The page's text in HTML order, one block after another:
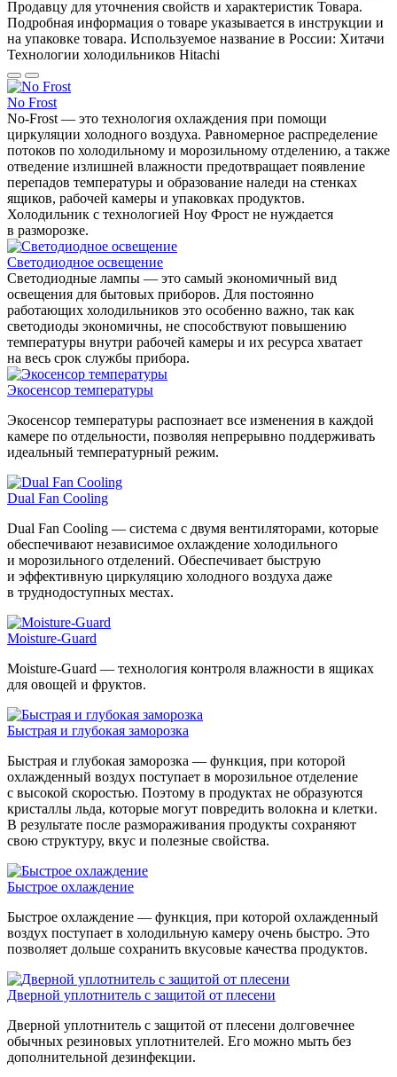
Продавцу для уточнения свойств и характеристик Товара.
Подробная информация о товаре указывается в инструкции и
на упаковке товара. Используемое название в России: Хитачи
Технологии холодильников Hitachi
No Frost
No-Frost — это технология охлаждения при помощи
циркуляции холодного воздуха. Равномерное распределение
потоков по холодильному и морозильному отделению, а также
отведение излишней влажности предотвращает появление
перепадов температуры и образование наледи на стенках
ящиков, рабочей камеры и упаковках продуктов.
Холодильник с технологией Ноу Фрост не нуждается
в разморозке.
Светодиодное освещение
Светодиодные лампы — это самый экономичный вид
освещения для бытовых приборов. Для постоянно
работающих холодильников это особенно важно, так как
светодиоды экономичны, не способствуют повышению
температуры внутри рабочей камеры и их ресурса хватает
на весь срок службы прибора.
Экосенсор температуры
Экосенсор температуры распознает все изменения в каждой
камере по отдельности, позволяя непрерывно поддерживать
идеальный температурный режим.
Dual Fan Cooling
Dual Fan Cooling — система с двумя вентиляторами, которые
обеспечивают независимое охлаждение холодильного
и морозильного отделений. Обеспечивает быструю
и эффективную циркуляцию холодного воздуха даже
в труднодоступных местах.
Moisture-Guard
Moisture-Guard — технология контроля влажности в ящиках
для овощей и фруктов.
Быстрая и глубокая заморозка
Быстрая и глубокая заморозка — функция, при которой
охлажденный воздух поступает в морозильное отделение
с высокой скоростью. Поэтому в продуктах не образуются
кристаллы льда, которые могут повредить волокна и клетки.
В результате после размораживания продукты сохраняют
свою структуру, вкус и полезные свойства.
Быстрое охлаждение
Быстрое охлаждение — функция, при которой охлажденный
воздух поступает в холодильную камеру очень быстро. Это
позволяет дольше сохранить вкусовые качества продуктов.
Дверной уплотнитель с защитой от плесени
Дверной уплотнитель с защитой от плесени долговечнее
обычных резиновых уплотнителей. Его можно мыть без
дополнительной дезинфекции.